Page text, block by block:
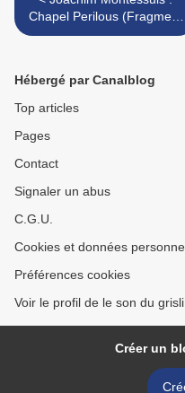
Chapel Perilous (Fragment
Factory, 2012)
Hébergé par Canalblog
Top articles
Pages
Contact
Signaler un abus
C.G.U.
Cookies et données
Préférences cookies
Voir le profil de le son du
Créer un